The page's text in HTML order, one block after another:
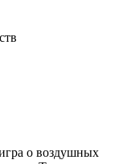
о воздушных